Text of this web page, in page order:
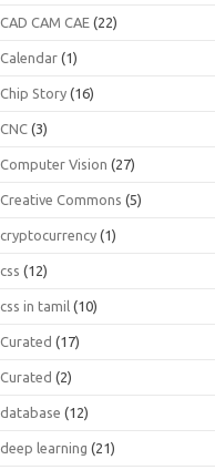
CAD CAM CAE (22)
Calendar (1)
Chip Story (16)
CNC (3)
Computer Vision (27)
Creative Commons (5)
cryptocurrency (1)
css (12)
css in tamil (10)
Curated (17)
Curated (2)
database (12)
deep learning (21)